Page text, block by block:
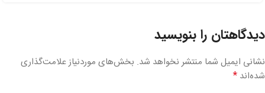
دیدگاهتان را بنویسید
نشانی ایمیل شما منتشر نخواهد شد. بخش‌های موردنیاز علامت‌گذاری
شده‌اند *